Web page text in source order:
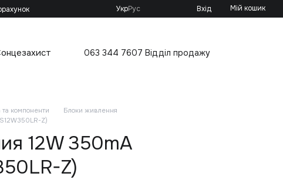
УкрРус Вхід Мій кошик
063 344 7607 Відділ продажу
та компоненти
Блоки живлення
Z)
12W 350mA
Z)